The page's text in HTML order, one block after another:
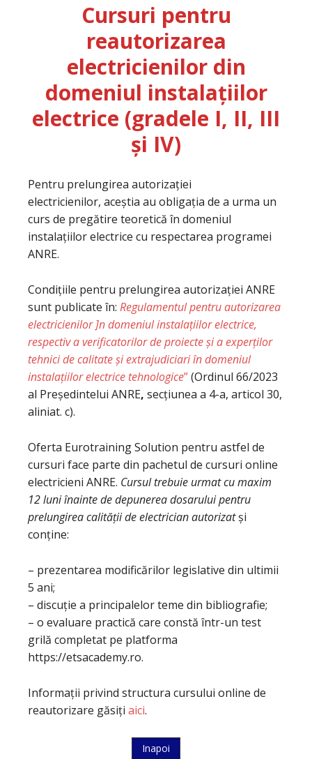
Cursuri pentru
reautorizarea
electricienilor din
domeniul instalațiilor
electrice (gradele I, II, III
și IV)
Pentru prelungirea autorizației
electricienilor, aceștia au obligația de a urma un
curs de pregătire teoretică în domeniul
instalațiilor electrice cu respectarea programei
ANRE.
Condițiile pentru prelungirea autorizației ANRE
sunt publicate în: Regulamentul pentru autorizarea
electricienilor ]n domeniul instalațiilor electrice,
respectiv a verificatorilor de proiecte și a experților
tehnici de calitate și extrajudiciari în domeniul
instalațiilor electrice tehnologice”(Ordinul 66/2023
al Președintelui ANRE, secțiunea a 4-a, articol 30,
aliniat. c).
Oferta Eurotraining Solution pentru astfel de
cursuri face parte din pachetul de cursuri online
electricieni ANRE. Cursul trebuie urmat cu maxim
12 luni înainte de depunerea dosarului pentru
prelungirea calității de electrician autorizatși
conține:
– prezentarea modificărilor legislative din ultimii
5 ani;
– discuție a principalelor teme din bibliografie;
– o evaluare practică care constă într-un test
grilă completat pe platforma
https://etsacademy.ro.
Informații privind structura cursului online de
reautorizare găsiți aici.
Inapoi